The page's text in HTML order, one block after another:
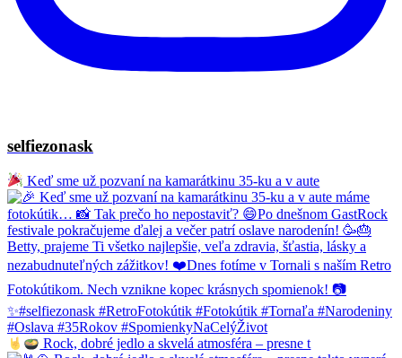
selfiezonask
Keď sme už pozvaní na kamarátkinu 35-ku a v aute
Rock, dobré jedlo a skvelá atmosféra – presne t